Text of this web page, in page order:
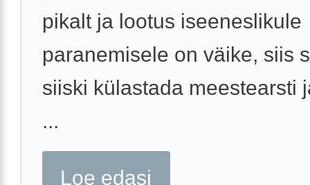
pikalt ja lootus iseeneslikule
paranemisele on väike, siis
siiski külastada meestearsti
...
Loe edasi